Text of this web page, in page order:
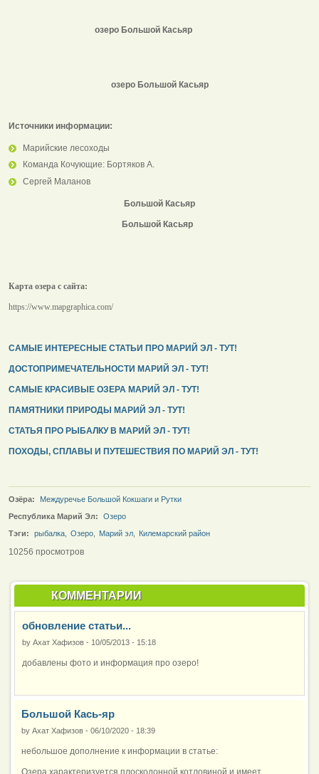
озеро Большой Касьяр
озеро Большой Касьяр
Источники информации:
Марийские лесоходы
Команда Кочующие: Бортяков А.
Сергей Маланов
Большой Касьяр
Большой Касьяр
Карта озера с сайта:
https://www.mapgraphica.com/
САМЫЕ ИНТЕРЕСНЫЕ СТАТЬИ ПРО МАРИЙ ЭЛ - ТУТ!
ДОСТОПРИМЕЧАТЕЛЬНОСТИ МАРИЙ ЭЛ - ТУТ!
САМЫЕ КРАСИВЫЕ ОЗЕРА МАРИЙ ЭЛ - ТУТ!
ПАМЯТНИКИ ПРИРОДЫ МАРИЙ ЭЛ - ТУТ!
СТАТЬЯ ПРО РЫБАЛКУ В МАРИЙ ЭЛ - ТУТ!
ПОХОДЫ, СПЛАВЫ И ПУТЕШЕСТВИЯ ПО МАРИЙ ЭЛ - ТУТ!
Озёра:
Междуречье Большой Кокшаги и Рутки
Республика Марий Эл:
Озеро
Тэги:
рыбалка Озеро Марий эл Килемарский район
10256 просмотров
КОММЕНТАРИИ
обновление статьи...
by Ахат Хафизов - 10/05/2013 - 15:18
добавлены фото и информация про озеро!
Большой Кась-яр
by Ахат Хафизов - 06/10/2020 - 18:39
небольшое дополнение к информации в статье: